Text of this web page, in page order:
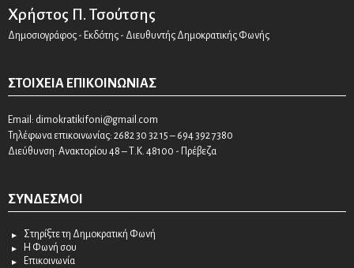
Χρήστος Π. Τσούτσης
Δημοσιογράφος - Εκδότης - Διευθυντής Δημοκρατικής Φωνής
ΣΤΟΙΧΕΊΑ ΕΠΙΚΟΙΝΩΝΊΑΣ
Email: dimokratikifoni@gmail.com
Τηλέφωνα επικοινωνίας: 2682 30 32 15 – 694 392 7380
Διεύθυνση: Ανακτορίου 48 – Τ.Κ. 48100 - Πρέβεζα
ΣΎΝΔΕΣΜΟΙ
Στηρίξτε τη Δημοκρατική Φωνή
Η Φωνή σου
Επικοινωνία